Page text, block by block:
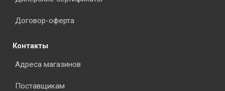
Договор-оферта
Контакты
Адреса магазинов
Поставщикам